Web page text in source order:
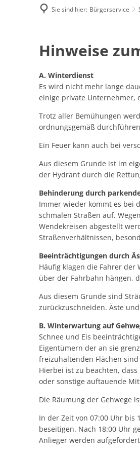
Sie sind hier: Bürgerservice
Hinweise
Winterdienst
Hinweise
A. Winterdienst
Es wird nicht mehr lange
einige private Unternehmer,
Trotz aller Bemühungen
ordnungsgemäß
Ein Feuer kann auch bei
Aus diesem Grunde ist im
der Hydrant durch die
Behinderung durch
Immer wieder kommt es bei
schmalen Straßen auf.
Wendekreisen abgestellt
Straßenverhältnissen,
Beeinträchtigungen durch
Häufig klagen die Fahrer
über der Fahrbahn hängen,
Aus diesem Grunde sind
zurückzuschneiden. Äste
B. Winterwartung auf
Schnee und Eis
Eigentümern der an sie
freizuhaltenden Flächen
Hierbei ist zu beachten,
oder sonstige
Die Räumung der Gehwege
In der Zeit von 07:00 Uhr bis
beseitigen. Nach 18:00 Uhr
Anlieger werden